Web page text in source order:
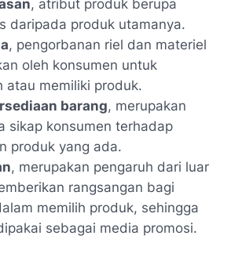
, atribut produk berupa
daripada produk utamanya.
, pengorbanan riel dan materiel
oleh konsumen untuk
atau memiliki produk.
barang, merupakan
sikap konsumen terhadap
produk yang ada.
, merupakan pengaruh dari luar
rangsangan bagi
memilih produk, sehingga
sebagai media promosi.